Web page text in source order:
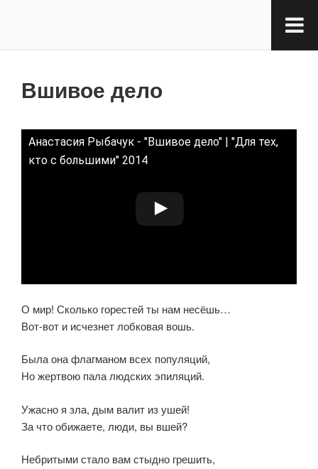
Вшивое дело
Анастасия Рыбачук - "Вшивое дело" | "Для тех,
кто с большими" 2014
О мир! Сколько горестей ты нам несёшь…
Вот-вот и исчезнет лобковая вошь.
Была она флагманом всех популяций,
Но жертвою пала людских эпиляций.
Ужасно я зла, дым валит из ушей!
За что обижаете, люди, вы вшей?
Небритыми стало вам стыдно грешить,